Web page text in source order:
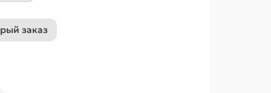
заказ